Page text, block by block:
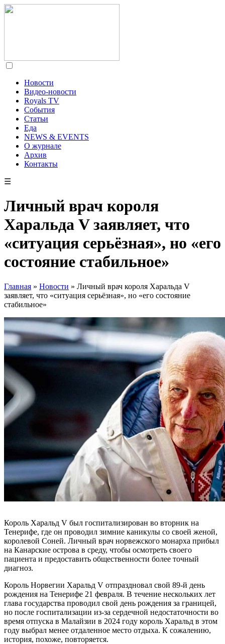
Новости
Видео-новости
Royals TV
События
Статьи
Еда
NEWS & EVENTS
О журнале
Архив
Контакты
☰
Личный врач короля
Харальда V заявляет, что
«ситуация серьёзная», но «его
состояние стабильное»
Главная » Новости » Личный врач короля Харальда V
заявляет, что «ситуация серьёзная», но «его состояние
стабильное»
Король Харальд V был госпитализирован во вторник на
Тенерифе, где он проводил зимние каникулы со своей женой,
королевой Соней. Личный врач норвежского монарха прибыл
на Канарские острова в среду, чтобы осмотреть своего
пациента и предоставить общественности более точный
диагноз.
Король Норвегии Харальд V отпраздновал свой 89-й день
рождения на Тенерифе 21 февраля. В течение нескольких лет
глава государства проводил свой день рождения за границей,
но после госпитализации из-за сердечной недостаточности во
время отпуска в Малайзии в 2024 году король Харальд в этом
году выбрал менее отдаленное место отдыха. К сожалению,
история, похоже, повторяется.